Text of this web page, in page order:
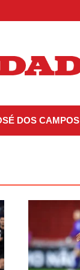
DOS CAMPOS